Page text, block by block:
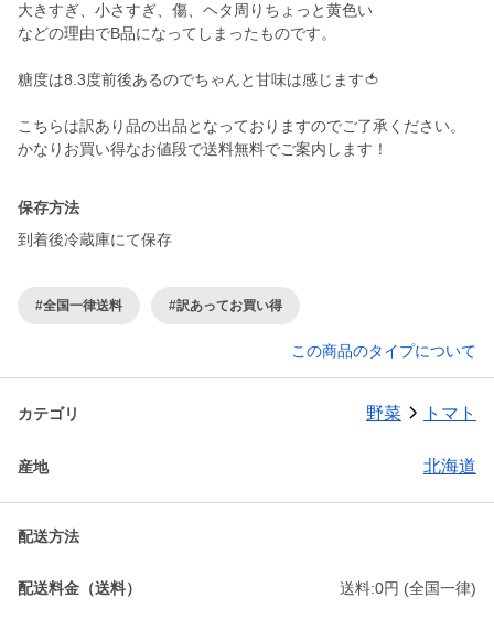
大きすぎ、小さすぎ、傷、ヘタ周りちょっと黄色い
などの理由でB品になってしまったものです。
糖度は8.3度前後あるのでちゃんと甘味は感じます🍅
こちらは訳あり品の出品となっておりますのでご了承ください。
かなりお買い得なお値段で送料無料でご案内します！
保存方法
到着後冷蔵庫にて保存
#全国一律送料 #訳あってお買い得
この商品のタイプについて
カテゴリ 野菜 トマト
産地 北海道
配送方法
配送料金（送料） 送料:0円 (全国一律)